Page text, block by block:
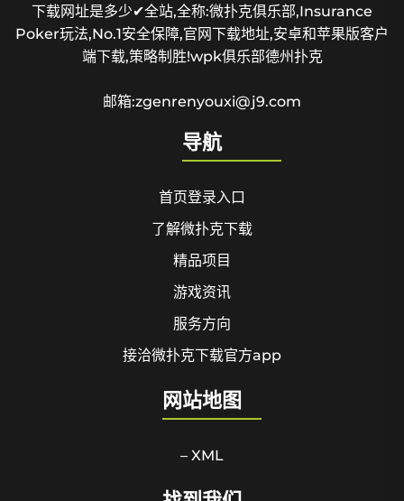
下载网址是多少✔全站,全称:微扑克俱乐部,Insurance
Poker玩法,No.1安全保障,官网下载地址,安卓和苹果版客户
端下载,策略制胜!wpk俱乐部德州扑克
邮箱:zgenrenyouxi@j9.com
导航
首页登录入口
了解微扑克下载
精品项目
游戏资讯
服务方向
接洽微扑克下载官方app
网站地图
– XML